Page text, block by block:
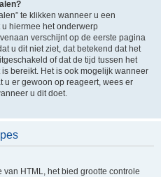
te klikken wanneer u een
hiermee het onderwerp
verschijnt op de eerste pagina
u dit niet ziet, dat betekend dat het
of dat de tijd tussen het
bereikt. Het is ook mogelijk wanneer
u er gewoon op reageert, wees er
u dit doet.
HTML, het bied grootte controle